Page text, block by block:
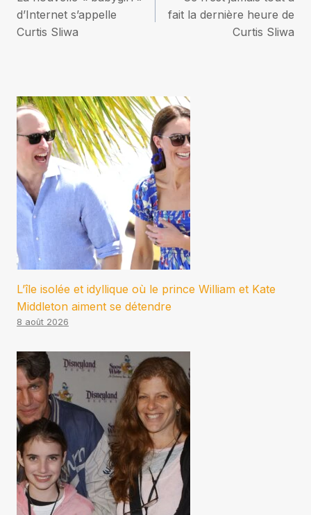
de
d’Internet s’appelle
Curtis Sliwa
fait la dernière heure de
Curtis Sliwa
L’île isolée et idyllique où le prince William et Kate
Middleton aiment se détendre
8 août 2026